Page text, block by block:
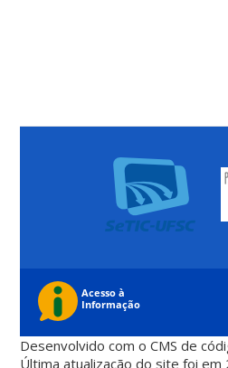
Desenvolvido com o CMS de
Última atualização do site foi